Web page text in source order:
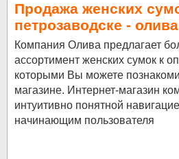
Продажа женских
петрозаводске - олива
Компания Олива предлагает
ассортимент женских сумок к
которыми Вы можете
магазине. Интернет-магазин
интуитивно понятной
начинающим пользователя